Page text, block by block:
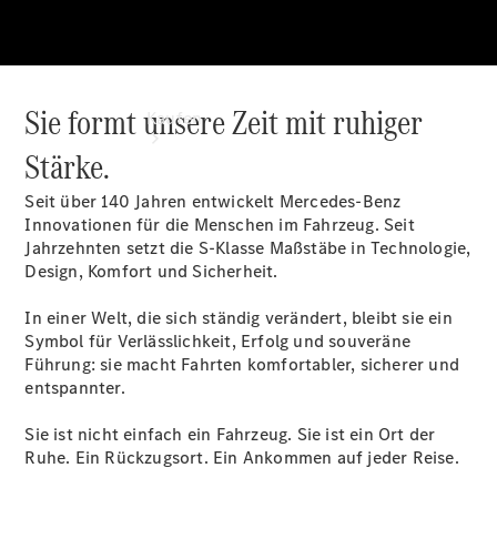
Kaufen
Modellübersicht
Konfigurator
Probefahrt
Store
Gebrauchtwagen
Sie formt unsere Zeit mit ruhiger
Stärke.
Seit über 140 Jahren entwickelt Mercedes-Benz
Innovationen für die Menschen im Fahrzeug. Seit
Jahrzehnten setzt die S-Klasse Maßstäbe in Technologie,
Design, Komfort und Sicherheit.
In einer Welt, die sich ständig verändert, bleibt sie ein
Symbol für Verlässlichkeit, Erfolg und souveräne
Führung: sie macht Fahrten komfortabler, sicherer und
entspannter.
Sie ist nicht einfach ein Fahrzeug. Sie ist ein Ort der
Ruhe. Ein Rückzugsort. Ein Ankommen auf jeder Reise.